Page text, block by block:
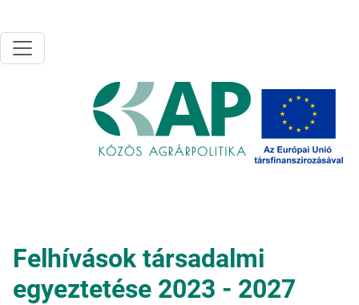
Felhívások társadalmi
egyeztetése 2023 - 2027